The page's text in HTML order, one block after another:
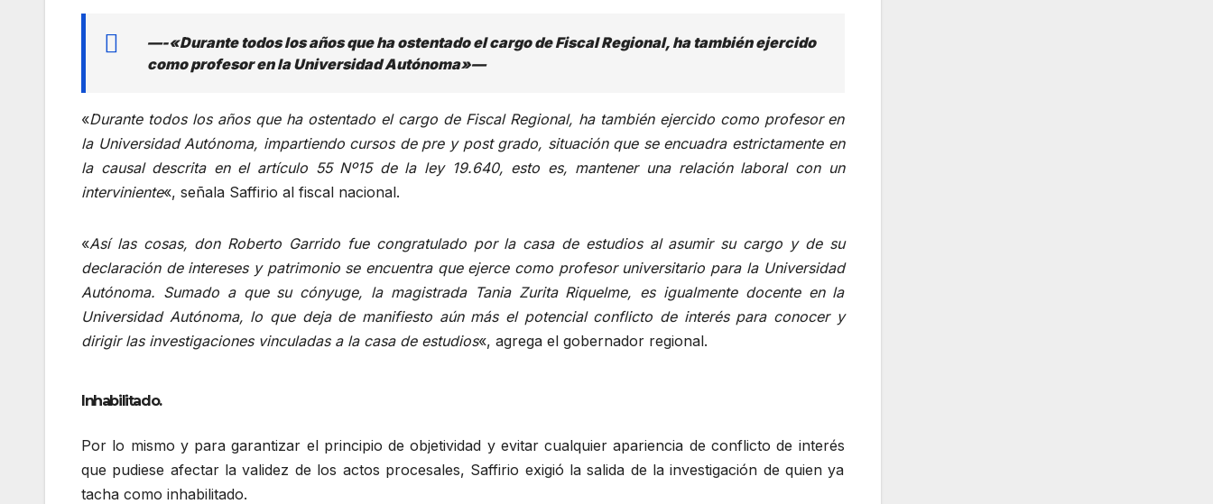
—-«Durante todos los años que ha ostentado el cargo de Fiscal Regional, ha también ejercido
como profesor en la Universidad Autónoma»—
«Durante todos los años que ha ostentado el cargo de Fiscal Regional, ha también ejercido como profesor en
la Universidad Autónoma, impartiendo cursos de pre y post grado, situación que se encuadra estrictamente en
la causal descrita en el artículo 55 Nº15 de la ley 19.640, esto es, mantener una relación laboral con un
interviniente«, señala Saffirio al fiscal nacional.
«Así las cosas, don Roberto Garrido fue congratulado por la casa de estudios al asumir su cargo y de su
declaración de intereses y patrimonio se encuentra que ejerce como profesor universitario para la Universidad
Autónoma. Sumado a que su cónyuge, la magistrada Tania Zurita Riquelme, es igualmente docente en la
Universidad Autónoma, lo que deja de manifiesto aún más el potencial conflicto de interés para conocer y
dirigir las investigaciones vinculadas a la casa de estudios«, agrega el gobernador regional.
Inhabilitado.
Por lo mismo y para garantizar el principio de objetividad y evitar cualquier apariencia de conflicto de interés
que pudiese afectar la validez de los actos procesales, Saffirio exigió la salida de la investigación de quien ya
tacha como inhabilitado.